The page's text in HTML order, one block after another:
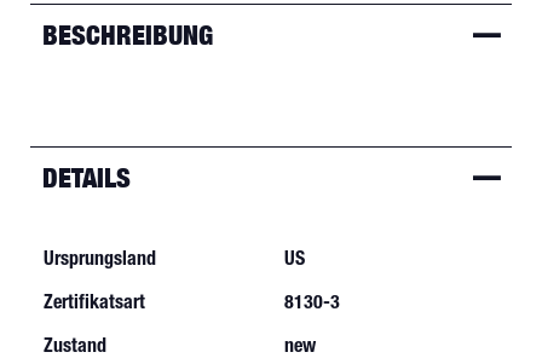
BESCHREIBUNG
DETAILS
Ursprungsland
US
Zertifikatsart
8130-3
Zustand
new